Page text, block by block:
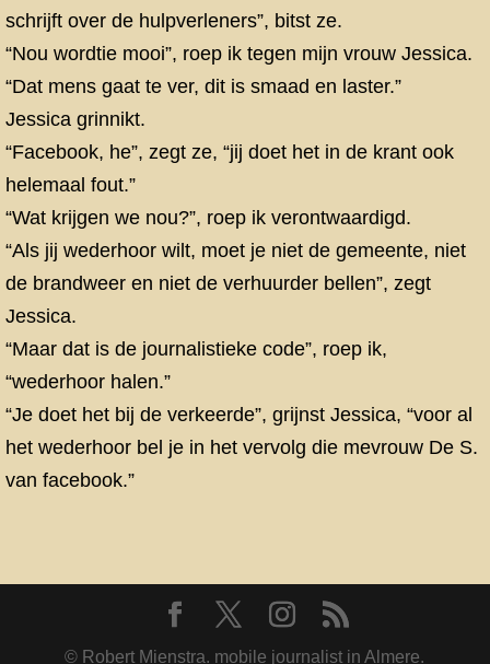
schrijft over de hulpverleners”, bitst ze.
“Nou wordtie mooi”, roep ik tegen mijn vrouw Jessica.
“Dat mens gaat te ver, dit is smaad en laster.”
Jessica grinnikt.
“Facebook, he”, zegt ze, “jij doet het in de krant ook
helemaal fout.”
“Wat krijgen we nou?”, roep ik verontwaardigd.
“Als jij wederhoor wilt, moet je niet de gemeente, niet
de brandweer en niet de verhuurder bellen”, zegt
Jessica.
“Maar dat is de journalistieke code”, roep ik,
“wederhoor halen.”
“Je doet het bij de verkeerde”, grijnst Jessica, “voor al
het wederhoor bel je in het vervolg die mevrouw De S.
van facebook.”
© Robert Mienstra. mobile journalist in Almere.